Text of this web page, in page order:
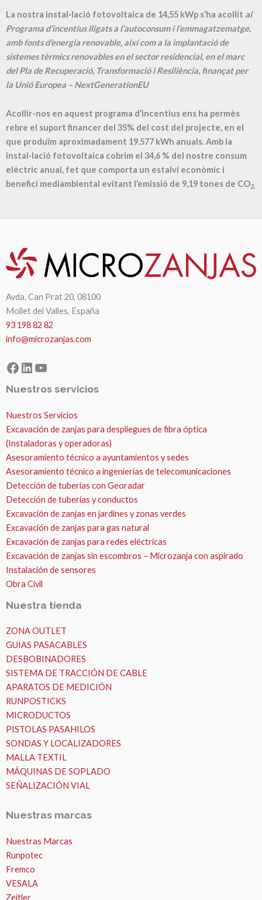
La nostra instal·lació fotovoltaica de 14,55 kWp s’ha acollit al
Programa d’incentius lligats a l’autoconsum i l’emmagatzematge,
amb fonts d’energia renovable, així com a la implantació de
sistemes tèrmics renovables en el sector residencial, en el marc
del Pla de Recuperació, Transformació i Resiliència, finançat per
la Unió Europea – NextGenerationEU
Acollir-nos en aquest programa d’incentius ens ha permès
rebre el suport financer del 35% del cost del projecte, en el
que produïm aproximadament 19.577 kWh anuals. Amb la
instal·lació fotovoltaica cobrim el 34,6 % del nostre consum
elèctric anual, fet que comporta un estalvi econòmic i
benefici mediambiental evitant l’emissió de 9,19 tones de CO2.
Avda. Can Prat 20, 08100
Mollet del Valles, España
93 198 82 82
info@microzanjas.com
Facebook
LinkedIn
YouTube
Nuestros servicios
Nuestros Servicios
Excavación de zanjas para despliegues de fibra óptica
(Instaladoras y operadoras)
Asesoramiento técnico a ayuntamientos y sedes
Asesoramiento técnico a ingenierías de telecomunicaciones
Detección de tuberías con Georadar
Detección de tuberías y conductos
Excavación de zanjas en jardines y zonas verdes
Excavación de zanjas para gas natural
Excavación de zanjas para redes eléctricas
Excavación de zanjas sin escombros – Microzanja con aspirado
Instalación de sensores
Obra Civil
Nuestra tienda
ZONA OUTLET
GUIAS PASACABLES
DESBOBINADORES
SISTEMA DE TRACCIÓN DE CABLE
APARATOS DE MEDICIÓN
RUNPOSTICKS
MICRODUCTOS
PISTOLAS PASAHILOS
SONDAS Y LOCALIZADORES
MALLA TEXTIL
MÁQUINAS DE SOPLADO
SEÑALIZACIÓN VIAL
Nuestras marcas
Nuestras Marcas
Runpotec
Fremco
VESALA
Zeitler